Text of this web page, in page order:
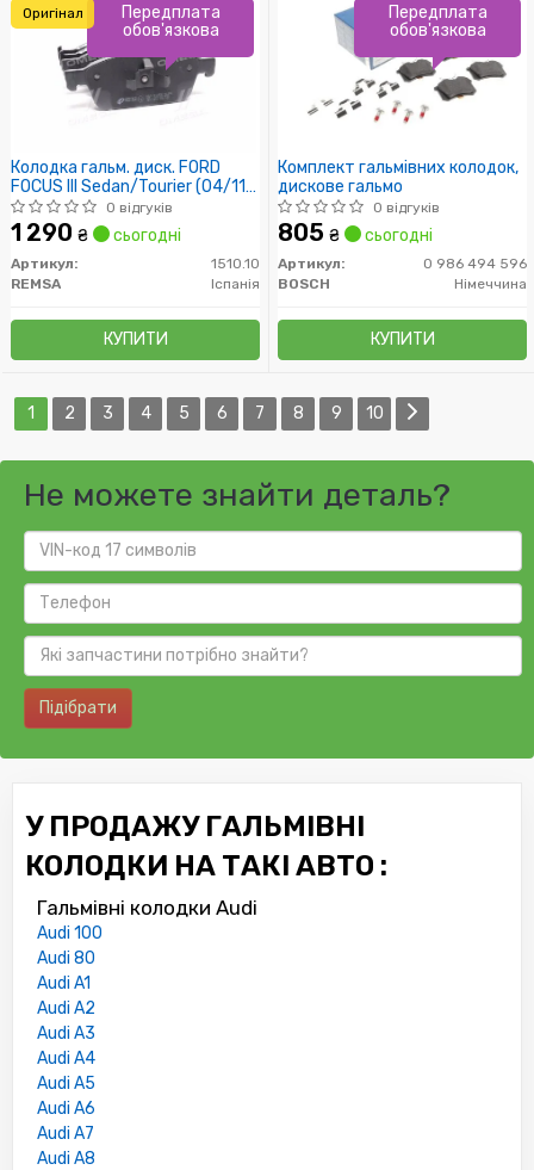
Колодка гальм. диск. FORD
FOCUS III Sedan/Tourier (04/11-)
передн. (пр-во REMSA)
0 відгуків
1 290 ₴ сьогодні
Артикул:
1510.10
REMSA
Іспанія
КУПИТИ
Передплата
обов'язкова
Оригінал
Комплект гальмівних колодок,
дискове гальмо
0 відгуків
805 ₴ сьогодні
Артикул:
0 986 494 596
BOSCH
Німеччина
КУПИТИ
Передплата
обов'язкова
1 2 3 4 5 6 7 8 9 10
Не можете знайти деталь?
Підібрати
У ПРОДАЖУ ГАЛЬМІВНІ
КОЛОДКИ НА ТАКІ АВТО :
Гальмівні колодки Audi
Audi 100
Audi 80
Audi A1
Audi A2
Audi A3
Audi A4
Audi A5
Audi A6
Audi A7
Audi A8